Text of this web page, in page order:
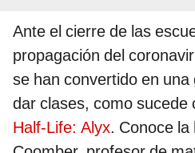
Ante el cierre de las
propagación del
se han convertido en
dar clases, como sucede
Half-Life: Alyx. Conoce